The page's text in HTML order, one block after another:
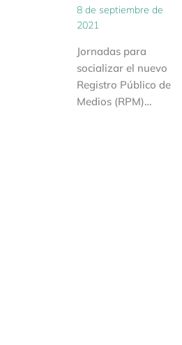
8 de septiembre de
2021
Jornadas para
socializar el nuevo
Registro Público de
Medios (RPM)…